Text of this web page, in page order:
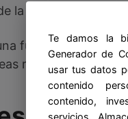
la energía puede
fuente de
remotas donde
Te damos la
Generador de
usar tus datos
contenido
contenido,
servicios.